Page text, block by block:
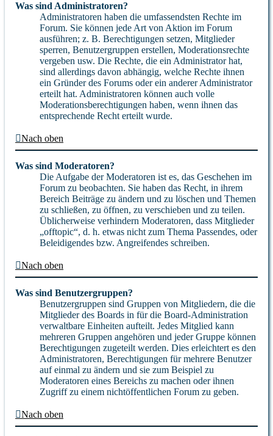
Was sind Administratoren?
Administratoren haben die umfassendsten Rechte im
Forum. Sie können jede Art von Aktion im Forum
ausführen; z. B. Berechtigungen setzen, Mitglieder
sperren, Benutzergruppen erstellen, Moderationsrechte
vergeben usw. Die Rechte, die ein Administrator hat,
sind allerdings davon abhängig, welche Rechte ihnen
ein Gründer des Forums oder ein anderer Administrator
erteilt hat. Administratoren können auch volle
Moderationsberechtigungen haben, wenn ihnen das
entsprechende Recht erteilt wurde.
Nach oben
Was sind Moderatoren?
Die Aufgabe der Moderatoren ist es, das Geschehen im
Forum zu beobachten. Sie haben das Recht, in ihrem
Bereich Beiträge zu ändern und zu löschen und Themen
zu schließen, zu öffnen, zu verschieben und zu teilen.
Üblicherweise verhindern Moderatoren, dass Mitglieder
„offtopic“, d. h. etwas nicht zum Thema Passendes, oder
Beleidigendes bzw. Angreifendes schreiben.
Nach oben
Was sind Benutzergruppen?
Benutzergruppen sind Gruppen von Mitgliedern, die die
Mitglieder des Boards in für die Board-Administration
verwaltbare Einheiten aufteilt. Jedes Mitglied kann
mehreren Gruppen angehören und jeder Gruppe können
Berechtigungen zugeteilt werden. Dies erleichtert es den
Administratoren, Berechtigungen für mehrere Benutzer
auf einmal zu ändern und sie zum Beispiel zu
Moderatoren eines Bereichs zu machen oder ihnen
Zugriff zu einem nichtöffentlichen Forum zu geben.
Nach oben